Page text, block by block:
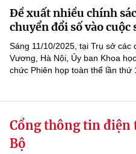
Sở Khoa học và Công
Chuyển đổi số
Sở hữu trí tuệ
Năng lượng nguyên tử
Văn bản chỉ đạo điều
Lấy ý kiến người dân về
THỐNG KÊ
Khoa học và Công nghệ
Chuyển đổi số
Bưu chính, Viễn thông
Multimedia
Videos
Đề xuất nhiều chính
chuyển đổi số vào cuộc
Sáng 11/10/2025, tại Trụ sở các
Vương, Hà Nội, Ủy ban Khoa
chức Phiên họp toàn thể lần thứ
Cổng thông tin điện
Bộ